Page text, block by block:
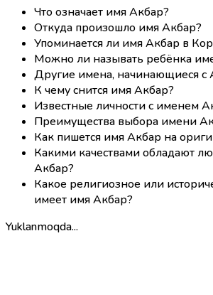
Что означает имя Акбар?
Откуда произошло имя Акбар?
Упоминается ли имя Акбар в
Можно ли называть ребёнка
Другие имена, начинающиеся с
К чему снится имя Акбар?
Известные личности с именем
Преимущества выбора имени
Как пишется имя Акбар на
Какими качествами обладают
Акбар?
Какое религиозное или
имеет имя Акбар?
Yuklanmoqda...